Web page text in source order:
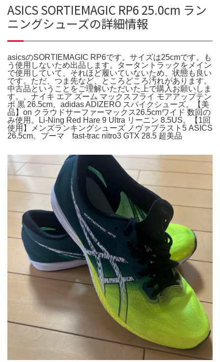
ASICS SORTIEMAGIC RP6 25.0cm ラン
ニングシューズの詳細情報
asicsのSORTIEMAGIC RP6です。サイズは25cmです。も
う使用しないため出品します。タータントラックをメイン
で使用していて、それほど履いていないため、状態も良い
です。ただ、つま先など、ところどころ汚れがあります。
中古品ということをご理解いただいた上で購入お願いしま
す。。ナイキ エア ズーム マックスフライ モアアップテン
ポ 黒 26.5cm。adidas ADIZERO スパイクシューズ。【美
品】on クラウドサーファーマックス26.5cmワイド 数回の
み使用。Li-Ning Red Hare 9 Ultra リーニン 8.5US。【1回
使用】メンズランキングシューズ ノヴァブラスト5 ASICS
26.5cm。プーマ fast-trac nitro3 GTX 28.5 超美品